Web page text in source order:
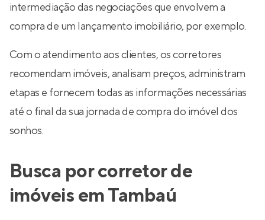
intermediação das negociações que envolvem a
compra de um lançamento imobiliário, por exemplo.
Com o atendimento aos clientes, os corretores
recomendam imóveis, analisam preços, administram
etapas e fornecem todas as informações necessárias
até o final da sua jornada de compra do imóvel dos
sonhos.
Busca por corretor de
imóveis em Tambaú